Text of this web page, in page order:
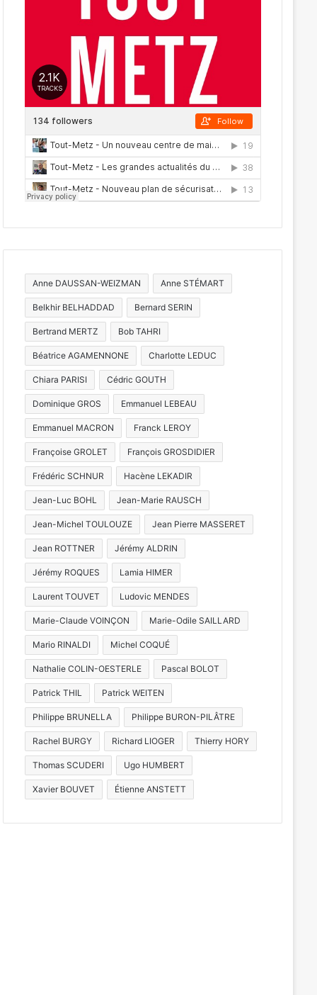
C’est déjà
Anne DAUSSAN-WEIZMAN Anne STÉMART
Belkhir BELHADDAD Bernard SERIN
Bertrand MERTZ Bob TAHRI
Béatrice AGAMENNONE Charlotte LEDUC
Chiara PARISI Cédric GOUTH
Dominique GROS Emmanuel LEBEAU
Emmanuel MACRON Franck LEROY
Françoise GROLET François GROSDIDIER
Frédéric SCHNUR Hacène LEKADIR
Jean-Luc BOHL Jean-Marie RAUSCH
Jean-Michel TOULOUZE Jean Pierre MASSERET
Jean ROTTNER Jérémy ALDRIN
Jérémy ROQUES Lamia HIMER
Laurent TOUVET Ludovic MENDES
Marie-Claude VOINÇON Marie-Odile SAILLARD
Mario RINALDI Michel COQUÉ
Nathalie COLIN-OESTERLE Pascal BOLOT
Patrick THIL Patrick WEITEN
Philippe BRUNELLA Philippe BURON-PILÂTRE
Rachel BURGY Richard LIOGER Thierry HORY
Thomas SCUDERI Ugo HUMBERT
Xavier BOUVET Étienne ANSTETT